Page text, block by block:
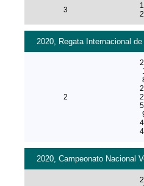
3
2020, Regata Internacional
2
2020, Campeonato Nacional